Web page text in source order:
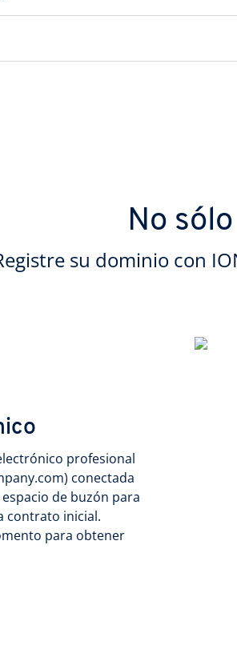
No
su dominio con
profesional
conectada
de buzón para
contrato inicial.
para obtener